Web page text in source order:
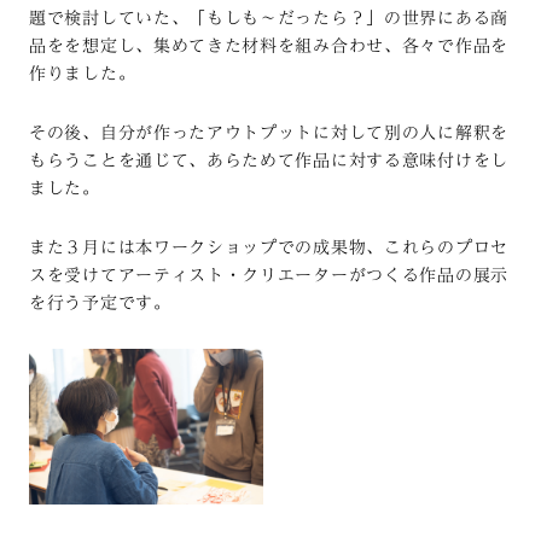
題で検討していた、「もしも〜だったら？」の世界にある商
品をを想定し、集めてきた材料を組み合わせ、各々で作品を
作りました。
その後、自分が作ったアウトプットに対して別の人に解釈を
もらうことを通じて、あらためて作品に対する意味付けをし
ました。
また３月には本ワークショップでの成果物、これらのプロセ
スを受けてアーティスト・クリエーターがつくる作品の展示
を行う予定です。